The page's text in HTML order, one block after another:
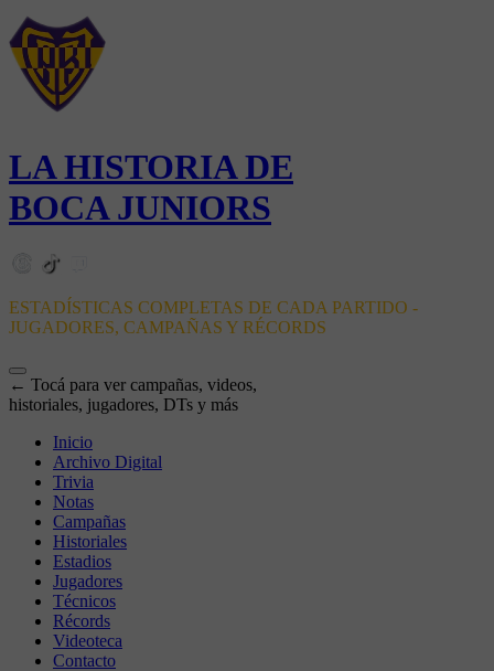
LA HISTORIA DE
BOCA JUNIORS
ESTADÍSTICAS COMPLETAS DE CADA PARTIDO -
JUGADORES, CAMPAÑAS Y RÉCORDS
← Tocá para ver campañas, videos,
historiales, jugadores, DTs y más
Inicio
Archivo Digital
Trivia
Notas
Campañas
Historiales
Estadios
Jugadores
Técnicos
Récords
Videoteca
Contacto